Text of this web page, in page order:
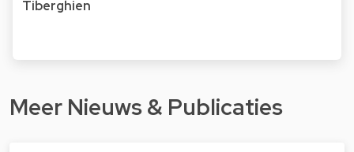
Tiberghien
Meer Nieuws & Publicaties